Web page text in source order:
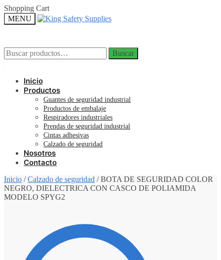
Skip
to
navigation
Skip
to
content
Shopping Cart
MENU
Buscar
por:
Buscar
Buscar
por:
Buscar
Inicio
Productos
Guantes de seguridad industrial
Productos de embalaje
Respiradores industriales
Prendas de seguridad industrial
Cintas adhesivas
Calzado de seguridad
Nosotros
Contacto
Inicio /Calzado de seguridad /BOTA DE SEGURIDAD COLOR
NEGRO, DIELECTRICA CON CASCO DE POLIAMIDA
MODELO SPYG2